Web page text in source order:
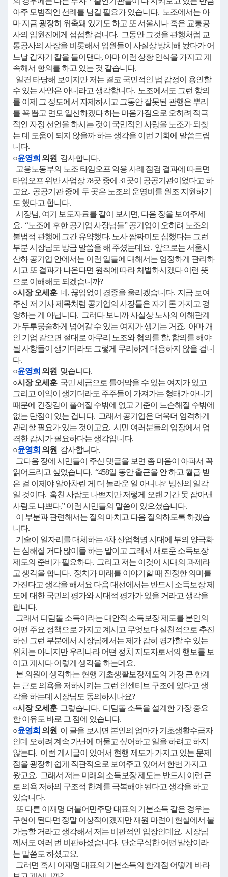
아주 모범적인 선례를 남길 필요가 있습니다. 노조에서는 아
마 지금 굉장히 위축돼 있기도 하고 또 서울시나 혹은 교통공
사의 임원진에게 섭섭할 겁니다. 그동안 그것을 관행처럼 교
통공사의 사장을 비롯해서 임원들이 사실상 방치해 놨다가 어
느날 갑자기 칼을 들이댄다, 아마 이런 상황 인식을 가지고 계
속해서 항의를 하고 있는 것 같습니다.
일견 타당해 보이지만 저는 결코 국민적인 법 감정이 용인할
수 있는 사안은 아니라고 생각합니다. 노조에서도 그런 항의
를 이제 그 정도에서 자제하시고 그동안 잘못된 관행은 뿌리
를 꼭 뽑고 면모 일신하겠다 하는 마음가짐으로 오히려 적극
적인 자정 선언을 하시는 것이 국민적인 사랑을 노조가 되찾
는 데 도움이 되지 않을까 하는 생각을 이번 기회에 말씀드립
니다.
○윤영희 의원 감사합니다.
고용노동부의 노조 타임오프 악용 사례 점검 결과에 따르면
타임오프 위반 사업장 78곳 중에 31곳이 공공기관이었다고 하
고요. 공공기관 중에 두 곳은 노조의 운영비를 원조 지원하기
도 했다고 합니다.
시장님, 여기 보도자료를 같이 보시면, 다음 장을 보여주세
요. “노조에 후한 공기업 사장님들” 공기업이 오히려 노조의
불법적 관행에 그간 유약했다, 노사 짬짜미도 심했다는 그런
부분 시장님도 방금 말씀을 해 주셨는데요. 앞으로는 서울시
산하 공기업 안에서는 이런 일들에 대해서는 엄정하게 관리하
시고 또 결과가 나온다면 원칙에 따라 처벌하시겠다 이런 뜻
으로 이해해도 되겠습니까?
○시장 오세훈네, 끊임없이 경종을 울리겠습니다. 지금 보여
주신 저 기사 제목처럼 공기업의 사장들은 자기 돈 가지고 경
영하는 게 아닙니다. 그러다 보니까 사실상 노사의 이해관계
가 두루뭉술하게 넘어갈 수 있는 여지가 생기는 거죠. 아마 개
인 기업 같으면 절대로 아무리 노조와 협의를 할, 합의를 해야
될 사항들이 생기더라도 그렇게 무리하게 대응하지 않을 겁니
다.
○윤영희 의원 맞습니다.
○시장 오세훈국민 세금으로 틀어막을 수 있는 여지가 있고
그리고 이익이 생기더라도 주주들이 가져가는 형태가 아니기
때문에 긴장감이 풀어질 수밖에 없고 기준이 느슨해질 수밖에
없는 단점이 있는 겁니다. 그래서 공기업은 더욱더 엄격하게
관리할 필요가 있는 것이고요. 시민 여러분들의 입장에서 엄
격한 감시가 필요하다는 생각입니다.
○윤영희 의원 감사합니다.
그다음 장에 시민들이 주신 댓글을 보면 좀 마음이 아파서 꼭
읽어드리고 싶었습니다. “458일 동안 출근을 안 하고 월급 받
은 걸 이제야 알아차린 게 더 놀라운 일 아니냐? 빙산의 일각
일 것이다. 훔친 사람도 나쁘지만 저렇게 오랜 기간 못 잡아낸
사람도 나쁘다.” 이런 시민들의 말씀이 있으셨습니다.
이 부분과 관련해서는 질의 마치고 다음 질의하도록 하겠습
니다.
기술이 일자리를 대체하는 4차 산업혁명 시대에 부의 양극화
는 심해질 거다 많이들 하는 말이고 그래서 새로운 소득보장
제도의 준비가 필요하다. 그리고 저는 이것이 시대의 과제라
고 생각을 합니다. 정치가 미래를 이야기할 때 진정한 의미를
가진다고 생각을 해서요 다음 대선에서는 반드시 소득보장 제
도에 대한 국민의 평가와 시대적 평가가 있을 거라고 생각을
합니다.
그래서 디딤돌 소득이라는 대안적 소득보장 제도를 본인의
어떤 주요 정책으로 가지고 계시고 무엇보다 실천적으로 추진
하신 그런 부분에서 시장님께서는 제가 감히 평가할 수 있는
위치는 아니지만 우리나라 어떤 정치 지도자로서의 행보를 보
이고 계시다 이렇게 생각을 하는데요.
본 의원이 생각하는 현행 기초생활보장제도의 가장 큰 한계
는 근로 의욕을 저하시키는 그런 인센티브 구조에 있다고 생
각을 하는데 시장님도 동의하시나요?
○시장 오세훈그렇습니다. 디딤돌 소득을 설계한 가장 중요
한 이유도 바로 그 점에 있습니다.
○윤영희 의원 이 글을 보시면 본인의 엄마가 기초생활수급자
인데 오히려 계속 가난에 머물고 싶어하고 일을 하려고 하지
않는다. 이런 게시글이 있어서 현행 제도가 가지고 있는 문제
점을 굉장히 쉽게 직관적으로 보여주고 있어서 한번 가지고
왔고요. 그래서 저는 미래의 소득보장 제도는 반드시 이런 근
로 의욕 저하의 구조적 한계를 극복해야 된다고 생각을 하고
있습니다.
또 다른 이재명 더불어민주당 대표의 기본소득 같은 경우는
구현이 된다면 정말 이상적이겠지만 재원 마련이 현실에서 불
가능할 거라고 생각해서 저는 비판적인 입장인데요. 시장님
께서도 여러 번 비판하셨습니다. 단순무식한 어떤 발상이라
는 말씀도 하셨고요.
그러면 혹시 이재명 대표의 기본소득의 한계점 어떻게 바라